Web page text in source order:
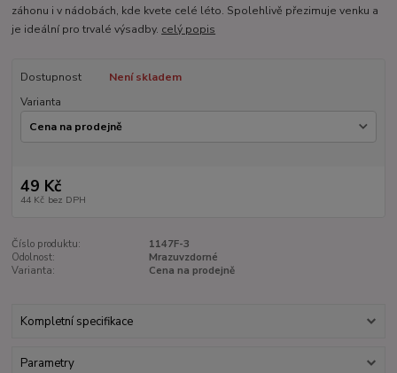
záhonu i v nádobách, kde kvete celé léto. Spolehlivě přezimuje venku a
je ideální pro trvalé výsadby. celý popis
Dostupnost
Není skladem
Varianta
49 Kč
44 Kč bez DPH
Číslo produktu:
1147F-3
Odolnost:
Mrazuvzdorné
Varianta:
Cena na prodejně
Kompletní specifikace
Parametry